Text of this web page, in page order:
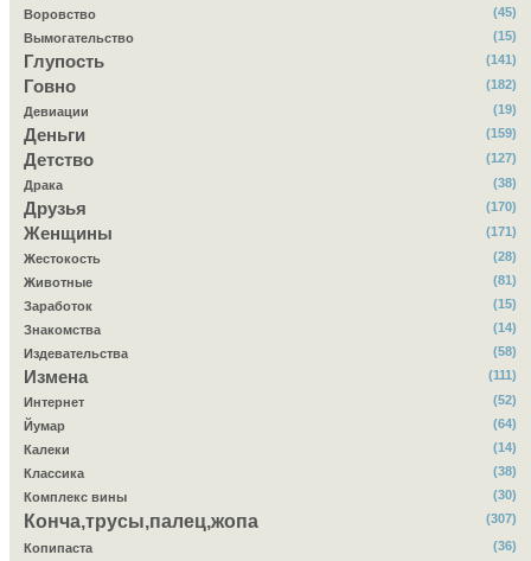
Воровство
(45)
Вымогательство
(15)
Глупость (141)
Говно
(182)
Девиации
(19)
Деньги (159)
Детство
(127)
Драка
(38)
Друзья (170)
Женщины
(171)
Жестокость
(28)
Животные
(81)
Заработок
(15)
Знакомства
(14)
Издевательства
(58)
Измена
(111)
Интернет
(52)
Йумар
(64)
Калеки
(14)
Классика
(38)
Комплекс вины
(30)
Конча,трусы,палец,жопа (307)
Копипаста
(36)